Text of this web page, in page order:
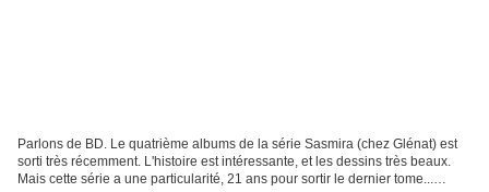
Parlons de BD. Le quatrième albums de la série Sasmira (chez Glénat) est
sorti très récemment. L'histoire est intéressante, et les dessins très beaux.
Mais cette série a une particularité, 21 ans pour sortir le dernier tome...